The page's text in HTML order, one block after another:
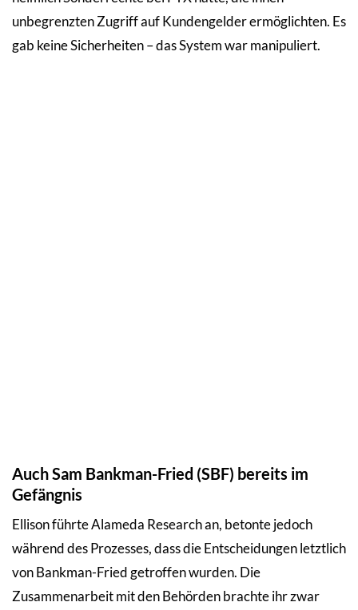
unbegrenzten Zugriff auf Kundengelder ermöglichten. Es
gab keine Sicherheiten – das System war manipuliert.
Auch Sam Bankman-Fried (SBF) bereits im
Gefängnis
Ellison führte Alameda Research an, betonte jedoch
während des Prozesses, dass die Entscheidungen letztlich
von Bankman-Fried getroffen wurden. Die
Zusammenarbeit mit den Behörden brachte ihr zwar